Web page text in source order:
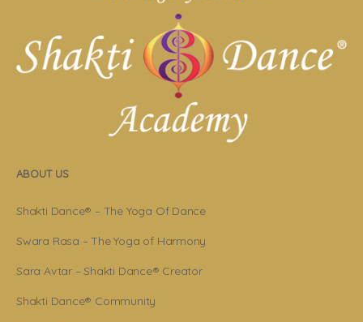
ABOUT US
Shakti Dance® – The Yoga Of Dance
Swara Rasa – The Yoga of Harmony
Sara Avtar – Shakti Dance® Creator
Shakti Dance® Community